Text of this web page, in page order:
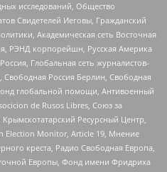
исследований, Общество
Свидетелей Иеговы, Гражданский
Академическая сеть Восточная
РЭНД корпорейшн, Русская Америка
Глобальная сеть журналистов-
Свободная Россия Берлин, Свободная
глобальной помощи, Антивоенный
de Rusos Libres, Союз за
Ресурсный Центр,
Election Monitor, Article 19, Мнение
креста, Радио Свободная Европа,
Европы, Фонд имени Фридриха